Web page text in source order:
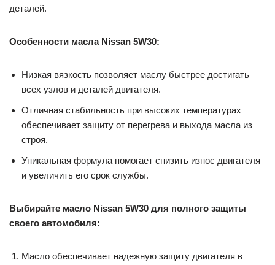
деталей.
Особенности масла Nissan 5W30:
Низкая вязкость позволяет маслу быстрее достигать
всех узлов и деталей двигателя.
Отличная стабильность при высоких температурах
обеспечивает защиту от перегрева и выхода масла из
строя.
Уникальная формула помогает снизить износ двигателя
и увеличить его срок службы.
Выбирайте масло Nissan 5W30 для полного защиты
своего автомобиля:
Масло обеспечивает надежную защиту двигателя в